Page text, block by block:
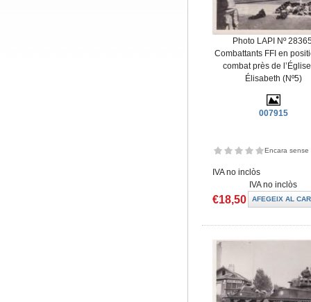
Photo LAPI Nº
Combattants FFI en
combat près de
Élisabeth (Nº5)
007915
Encara sense
IVA no inclòs
IVA no inclòs
€18,50